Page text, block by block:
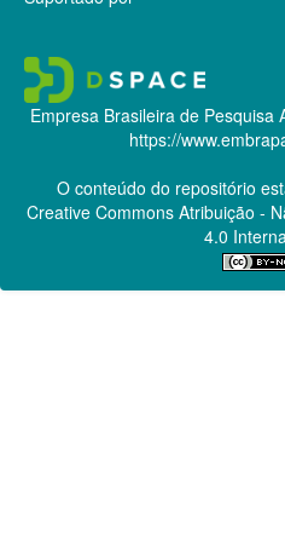
Empresa Brasileira de Pesquisa
https://
O conteúdo do repositório
Creative CommonsAtribuição -
4.0